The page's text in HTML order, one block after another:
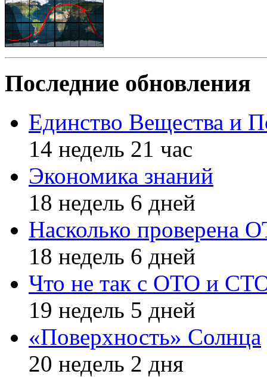
Последние обновления
Единство Вещества и
14 недель 21 час
Экономика знаний
18 недель 6 дней
Насколько проверена
18 недель 6 дней
Что не так с ОТО и
19 недель 5 дней
«Поверхность» Солнца
20 недель 2 дня